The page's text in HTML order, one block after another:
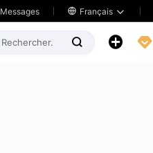
Messages  Français 
  